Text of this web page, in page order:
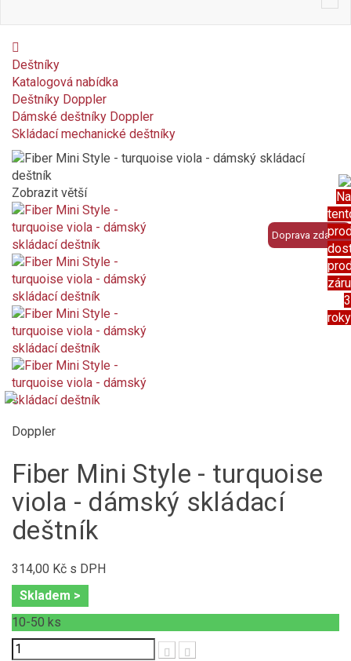
Deštníky
Katalogová nabídka
Deštníky Doppler
Dámské deštníky Doppler
Skládací mechanické deštníky
Doprava zdarma
Na
3
roky
Zobrazit větší
Doppler
Fiber Mini Style - turquoise
viola - dámský skládací
deštník
314,00 Kč s DPH
Skladem >
10-50 ks
Počet